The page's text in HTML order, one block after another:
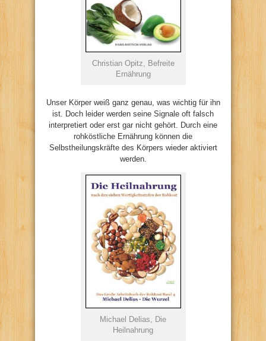
Christian Opitz, Befreite
Ernährung
Unser Körper weiß ganz genau, was wichtig für ihn
ist. Doch leider werden seine Signale oft falsch
interpretiert oder erst gar nicht gehört. Durch eine
rohköstliche Ernährung können die
Selbstheilungskräfte des Körpers wieder aktiviert
werden.
Michael Delias, Die
Heilnahrung